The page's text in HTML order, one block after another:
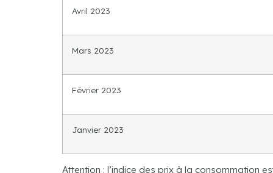
Avril 2023
Mars 2023
Février 2023
Janvier 2023
Attention : l’indice des prix à la consommation